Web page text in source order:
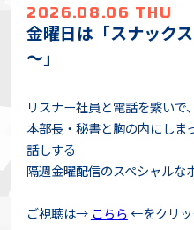
2026.08.06 THU
金曜日は「スナック
～」
リスナー社員と電話を繋いで、
本部長・秘書と胸の内にしま
話しする
隔週金曜配信のスペシャルな
ご視聴は→ こちら ←をクリッ